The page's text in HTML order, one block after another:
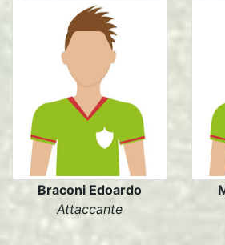
Braconi Edoardo
Attaccante